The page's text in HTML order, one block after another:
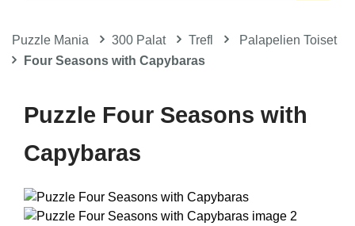
Puzzle Mania 300 Palat Trefl
Palapelien Toiset
Four Seasons with Capybaras
Puzzle Four Seasons with
Capybaras